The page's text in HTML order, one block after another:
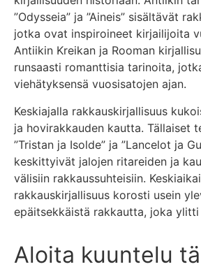
”Odysseia” ja ”Aineis” sisältävät
jotka ovat inspiroineet kirjailijoita
Antiikin Kreikan ja Rooman
runsaasti romanttisia tarinoita,
viehätyksensä vuosisatojen ajan.
Keskiajalla rakkauskirjallisuus
ja hovirakkauden kautta. Tällaiset
”Tristan ja Isolde” ja ”Lancelot ja
keskittyivät jalojen ritareiden ja
välisiin rakkaussuhteisiin.
rakkauskirjallisuus korosti usein
epäitsekkäistä rakkautta, joka
Aloita kuuntelu